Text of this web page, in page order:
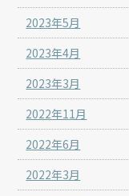
2023年5月
2023年4月
2023年3月
2022年11月
2022年6月
2022年3月